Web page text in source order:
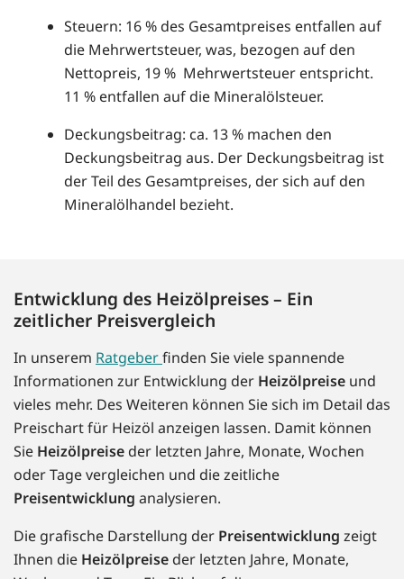
Steuern: 16 % des Gesamtpreises entfallen auf
die Mehrwertsteuer, was, bezogen auf den
Nettopreis, 19 % Mehrwertsteuer entspricht.
11 % entfallen auf die Mineralölsteuer.
Deckungsbeitrag: ca. 13 % machen den
Deckungsbeitrag aus. Der Deckungsbeitrag ist
der Teil des Gesamtpreises, der sich auf den
Mineralölhandel bezieht.
Entwicklung des Heizölpreises – Ein
zeitlicher Preisvergleich
In unserem Ratgeberfinden Sie viele spannende
Informationen zur Entwicklung der Heizölpreise und
vieles mehr. Des Weiteren können Sie sich im Detail das
Preischart für Heizöl anzeigen lassen. Damit können
Sie Heizölpreise der letzten Jahre, Monate, Wochen
oder Tage vergleichen und die zeitliche
Preisentwicklung analysieren.
Die grafische Darstellung der Preisentwicklung zeigt
Ihnen die Heizölpreise der letzten Jahre, Monate,